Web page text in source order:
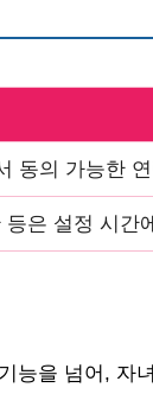
동의 가능한
은 설정 시간
능을 넘어, 자